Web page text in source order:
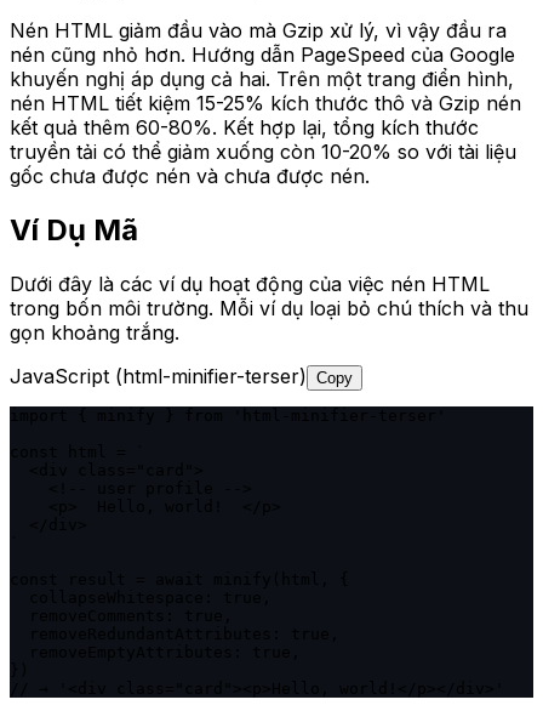
Nén HTML giảm đầu vào mà Gzip xử lý, vì vậy đầu ra
nén cũng nhỏ hơn. Hướng dẫn PageSpeed của Google
khuyến nghị áp dụng cả hai. Trên một trang điển hình,
nén HTML tiết kiệm 15-25% kích thước thô và Gzip nén
kết quả thêm 60-80%. Kết hợp lại, tổng kích thước
truyền tải có thể giảm xuống còn 10-20% so với tài liệu
gốc chưa được nén và chưa được nén.
Ví Dụ Mã
Dưới đây là các ví dụ hoạt động của việc nén HTML
trong bốn môi trường. Mỗi ví dụ loại bỏ chú thích và thu
gọn khoảng trắng.
JavaScript (html-minifier-terser) Copy